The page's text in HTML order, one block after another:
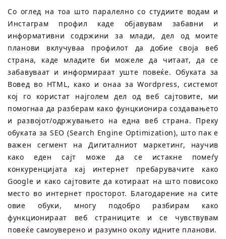
Со оглед на тоа што паралелно со студиите водам и
Инстаграм профил каде објавувам забавни и
информативни содржини за млади, дел од моите
планови вклучуваа профилот да добие своја веб
страна, каде младите би можеле да читаат, да се
забавуваат и информираат уште повеќе. Обуката за
Вовед во HTML, како и онаа за Wordpress, системот
кој го користат најголем дел од веб сајтовите, ми
помогнаа да разберам како фунцкионира создавањето
и развојот/одржувањето на една веб страна. Преку
обуката за SEO (Search Engine Optimization), што пак е
важен сегмент на Дигиталниот маркетинг, научив
како еден сајт може да се истакне помеѓу
конкуренцијата кај интернет пребарувачите како
Google и како сајтовите да котираат на што повисоко
место во интернет просторот. Благодарение на сите
овие обуки, многу подобро разбирам како
функционираат веб страниците и се чувствувам
повеќе самоуверено и разумно околу идните планови.